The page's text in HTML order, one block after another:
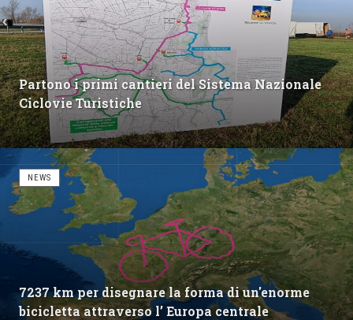
Partono i primi cantieri del Sistema Nazionale
Ciclovie Turistiche
NEWS
7237 km per disegnare la forma di un'enorme
bicicletta attraverso l’ Europa centrale